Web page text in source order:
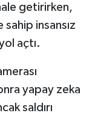
getirirken,
insansız
açtı.
yapay zeka
saldırı